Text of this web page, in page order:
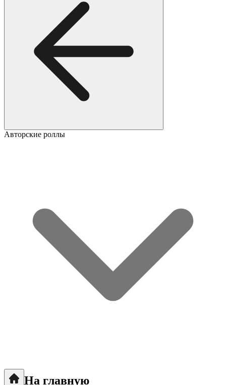
Авторские роллы
На главную